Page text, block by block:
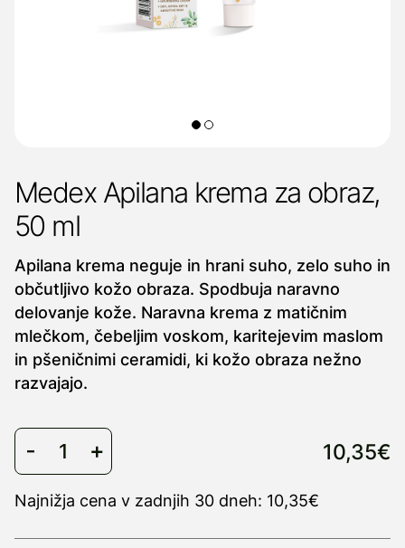
Medex Apilana krema za obraz,
50 ml
Apilana krema neguje in hrani suho, zelo suho in
občutljivo kožo obraza. Spodbuja naravno
delovanje kože. Naravna krema z matičnim
mlečkom, čebeljim voskom, karitejevim maslom
in pšeničnimi ceramidi, ki kožo obraza nežno
razvajajo.
10,35€
Najnižja cena v zadnjih 30 dneh: 10,35€